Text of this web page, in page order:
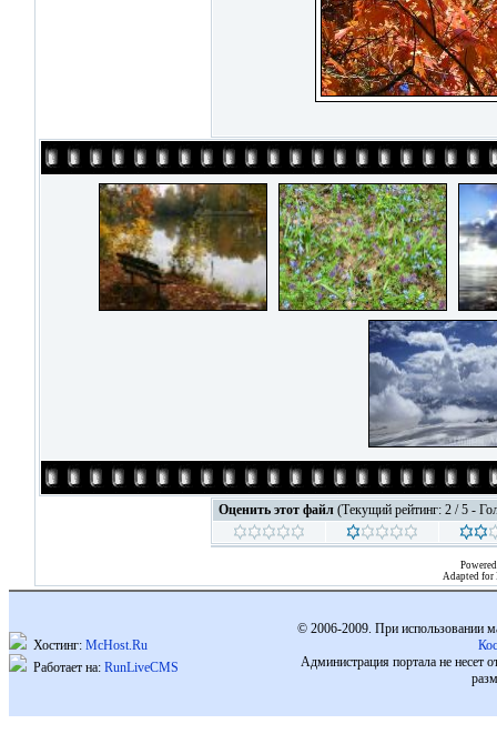
Оценить этот файл (Текущий рейтинг: 2 / 5 -
Adapted for
Хостинг: McHost.Ru
Работает на: RunLiveCMS
© 2006-2009. При использовании
Администрация портала не несет